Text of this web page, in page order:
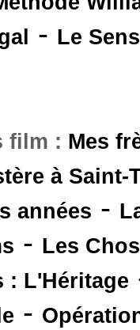
- Le
film : Mes
à Saint-
années -
- Les
: L'Héritage
-